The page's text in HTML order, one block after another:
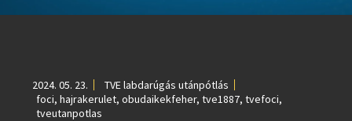
2024. 05. 23.
TVE labdarúgás utánpótlás
foci, hajrakerulet, obudaikekfeher, tve1887, tvefoci,
tveutanpotlas